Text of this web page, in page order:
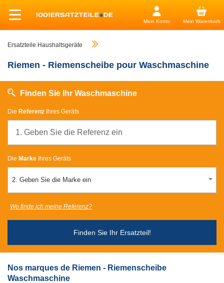
Mein Konto Mein Warenkorb
Ersatzteile Haushaltsgeräte
Riemen - Riemenscheibe pour Waschmaschine
Finden Sie Ihr Waschmaschine
Die Referenz Ihres Geräts
Die Marke Ihres Geräts
2. Geben Sie die Marke ein
Finden Sie Ihr Ersatzteil!
Wo finde ich meine Referenz?
Nos marques de Riemen - Riemenscheibe
Waschmaschine